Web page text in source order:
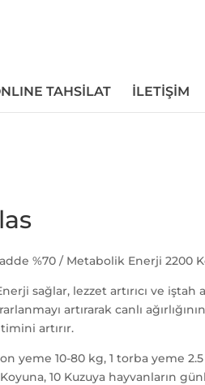
TAHSİLAT İLETİŞİM
%70 / Metabolik Enerji 2200
sağlar, lezzet artırıcı ve iştah
artırarak canlı ağırlığının
artırır.
yeme 10-80 kg, 1 torba yeme 2.5
Koyuna, 10 Kuzuya hayvanların